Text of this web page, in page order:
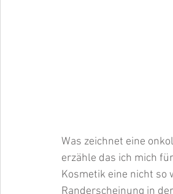
Was zeichnet eine
erzähle das ich mich
Kosmetik eine nicht so